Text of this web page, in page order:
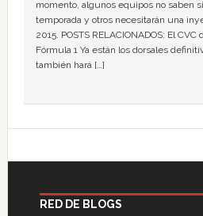
momento, algunos equipos no saben
temporada y otros necesitarán una
2015. POSTS RELACIONADOS: El
Fórmula 1 Ya están los dorsales
también hará […]
RED DE BLOGS